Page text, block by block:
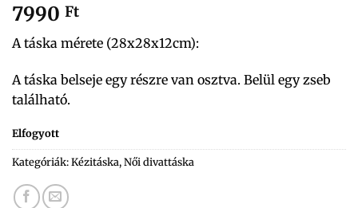
7990 Ft
A táska mérete (28x28x12cm):
A táska belseje egy részre van osztva. Belül egy zseb
található.
Elfogyott
Kategóriák:Kézitáska,Női divattáska